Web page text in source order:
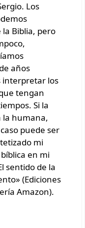
Los
Biblia, pero
años
interpretar los
tengan
Si la
la humana,
puede ser
mi
en mi
sentido de la
(Ediciones
Amazon).